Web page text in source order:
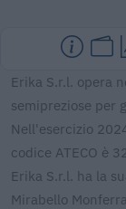
Erika S.r.l. opera
semipreziose per
Nell'esercizio
codice ATECO è
Erika S.r.l. ha la
Mirabello